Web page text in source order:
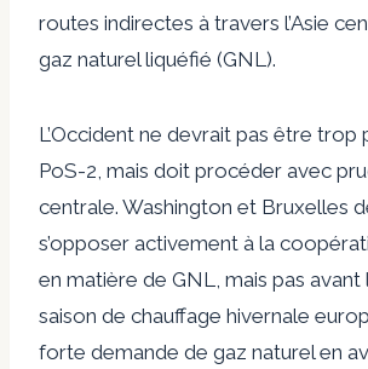
routes indirectes à travers l’Asie
gaz naturel liquéfié (GNL).
L’Occident ne devrait pas être
PoS-2, mais doit procéder avec
centrale. Washington et Bruxelles
s’opposer activement à la
en matière de GNL, mais pas avant
saison de chauffage hivernale
forte demande de gaz naturel en